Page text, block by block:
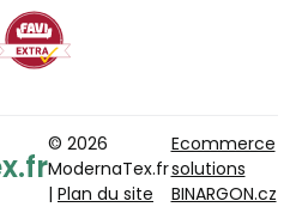
© 2026
ModernaTex.fr
| Plan du site
Ecommerce
solutions
BINARGON.cz